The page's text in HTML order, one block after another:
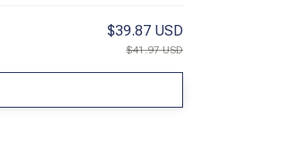
$39.87 USD
$41.97 USD